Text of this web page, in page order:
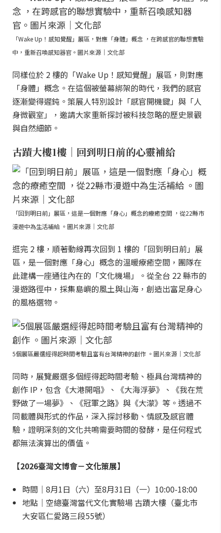
「Wake Up！感知覺醒」展區，對應「身體」概念 ，在跨感官的聯想實驗
中，重新召喚感知器官。圖片來源｜文化部
同樣位於 2 樓的「Wake Up！感知覺醒」展區，則對應
「身體」概念。在這個被螢幕綁架的時代，我們的感官
逐漸變得遲鈍。策展人特別設計「感官開機鍵」與「人
身微觀室」，邀請大家重新探討被科技忽略的歷史景觀
與自然細節。
古蹟大樓1樓｜回到明日前的心靈補給
「回到明日前」展區，這是一個對應「身心」概念的療癒空間 ，從22縣市
漫遊中為生活補給 。圖片來源｜文化部
逛完 2 樓，順著動線再次回到 1 樓的「回到明日前」展
區，是一個對應「身心」概念的溫暖療癒空間，團隊在
此建構一座通往內在的「文化機場」。從全台 22 縣市的
漫遊路徑中，採集島嶼的風土與山海，創造出富足身心
的風格選物。
5個展區嚴選經得起時間考驗且富有台灣精神的創作 。圖片來源｜文化部
同時，展覽嚴選多個經得起時間考驗、極具台灣精神的
創作 IP，包含《大港開唱》、《大海浮夢》、《我在荒
野做了一場夢》、《冠軍之路》與《大濛》等。透過不
同載體與形式的作品，深入探討移動、情感及感官體
驗，證明深刻的文化共鳴需要時間的發酵，是任何程式
都無法演算出的價值。
【2026臺灣文博會－文化策展】
時間｜8月1日（六）至8月31日（一）10:00-18:00
地點｜空總臺灣當代文化實驗場 古蹟大樓（臺北市
大安區仁愛路三段55號）